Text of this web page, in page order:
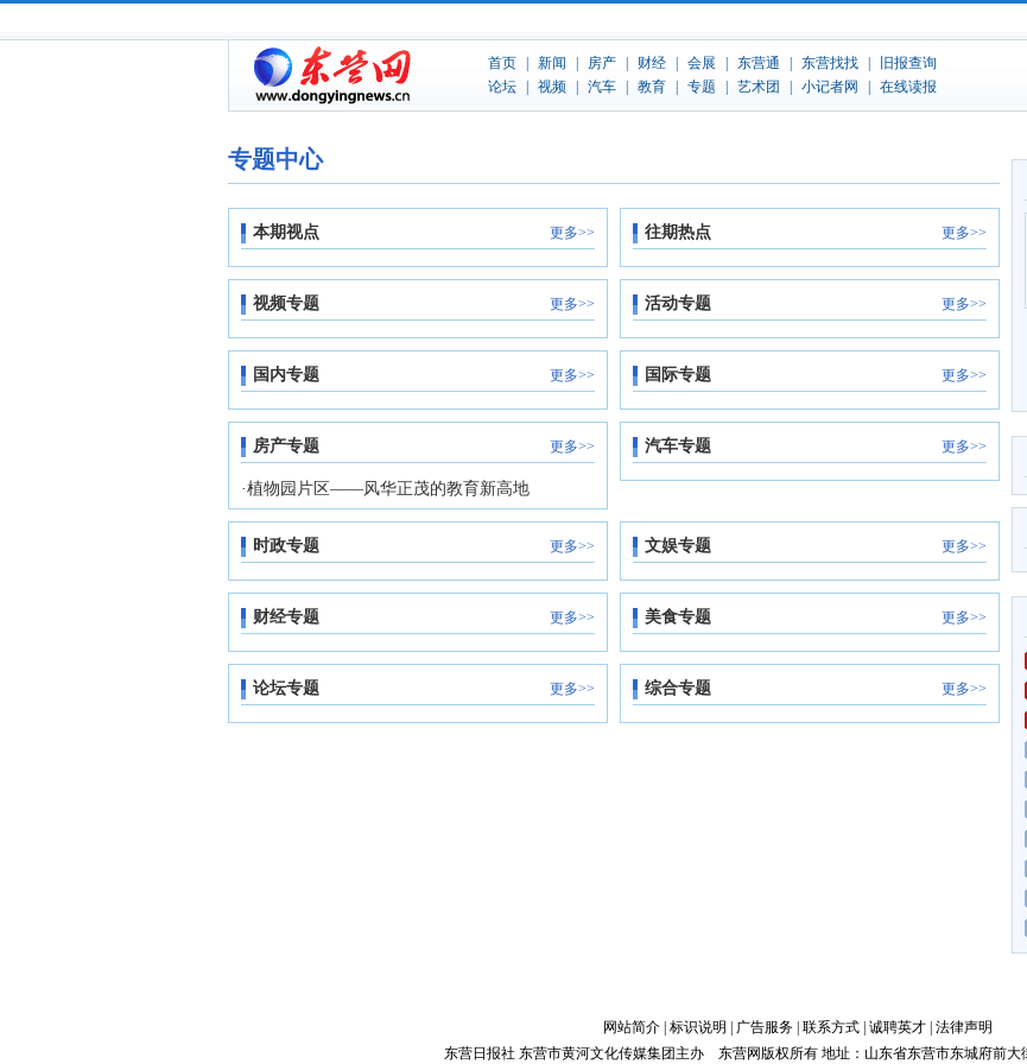
专题中心
本期视点 更多>> 往期热点 更多>>
视频专题 更多>> 活动专题 更多>>
国内专题 更多>> 国际专题 更多>>
房产专题 更多>>
·植物园片区——风华正茂的教育新高地
汽车专题 更多>>
时政专题 更多>> 文娱专题 更多>>
财经专题 更多>> 美食专题 更多>>
论坛专题 更多>> 综合专题 更多>>